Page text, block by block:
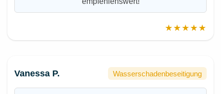
★★★★★
Vanessa P. Wasserschadenbeseitigung